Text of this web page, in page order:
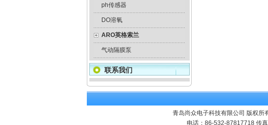
ph传感器
DO溶氧
ARO英格索兰
气动隔膜泵
联系我们
青岛尚众电子科技有限公司 版权所
电话：86-532-87817718 传